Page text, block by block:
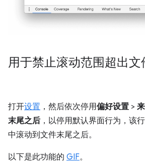
用于禁止滚动范围超出
打开设置 ，然后依次停用偏好设置 >
末尾之后 ，以停用默认界面行为，该
中滚动到文件末尾之后。
以下是此功能的 GIF。